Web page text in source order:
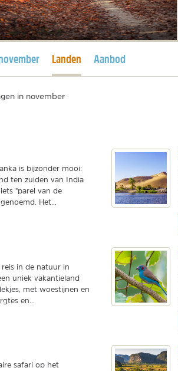
Huidige pagina
Landen Aanbod
in november
is bijzonder mooi:
ten zuiden van India
"parel van de
Het...
reis in de natuur in
uniek vakantieland
met woestijnen en
en...
safari op het